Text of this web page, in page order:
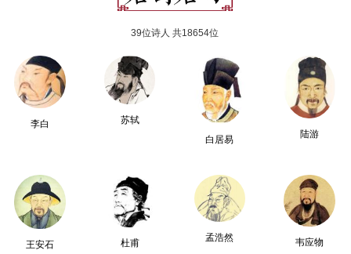
39位诗人 共18654位
李白
苏轼
白居易
陆游
王安石 杜甫
孟浩然 韦应物